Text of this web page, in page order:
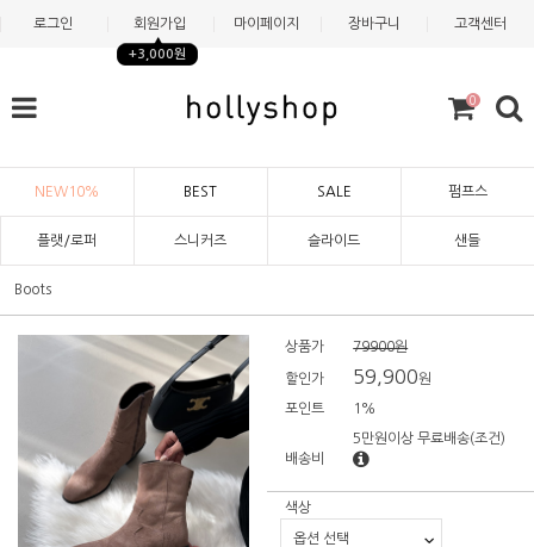
로그인 회원가입
+3,000원
마이페이지 장바구니 고객센터
0
NEW10% BEST SALE 펌프스
플랫/로퍼 스니커즈 슬라이드 샌들
Boots
상품가 79900원
할인가 59,900원
포인트 1%
배송비
5만원이상 무료배송(조건)
색상